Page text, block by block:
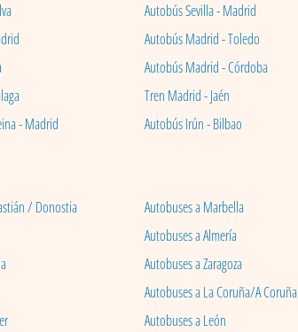
Autobús Sevilla - Madrid
Autobús Madrid - Toledo
Autobús Madrid - Córdoba
Tren Madrid - Jaén
- Madrid Autobús Irún - Bilbao
/ Donostia
Autobuses a Marbella
Autobuses a Almería
Autobuses a Zaragoza
Autobuses a La Coruña/A Coruña
Autobuses a León